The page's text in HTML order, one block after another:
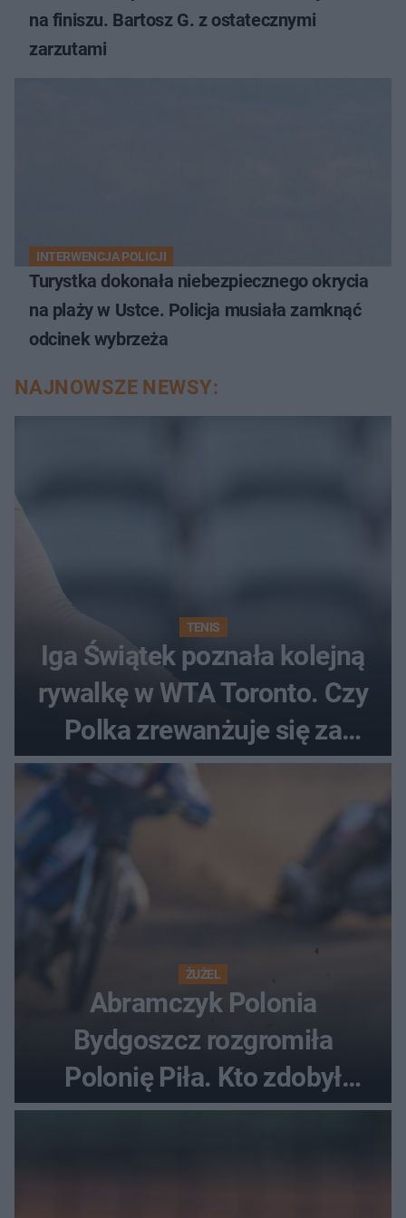
na finiszu. Bartosz G. z ostatecznymi
zarzutami
INTERWENCJA POLICJI
Turystka dokonała niebezpiecznego okrycia
na plaży w Ustce. Policja musiała zamknąć
odcinek wybrzeża
NAJNOWSZE NEWSY:
TENIS
Iga Świątek poznała kolejną
rywalkę w WTA Toronto. Czy
Polka zrewanżuje się za
ostatnią porażkę?
ŻUŻEL
Abramczyk Polonia
Bydgoszcz rozgromiła
Polonię Piła. Kto zdobył
najwięcej punktów?